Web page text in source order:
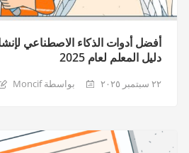
أفضل أدوات الذكاء الاصطناعي
دليل المعلم لعام 2025
٢٢ سبتمبر ٢٠٢٥ بواسطة Moncif